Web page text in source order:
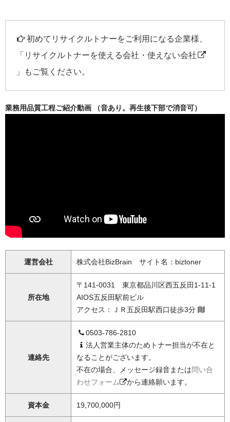
初めてリサイクルトナーをご利用になる企業様、
「 リサイクルトナーを使える会社・使えない会社
」もご覧ください。
業務用品質工程ご紹介動画 （音あり。再生後下部で消音可）
運営会社 株式会社BizBrain サイト名：biztoner
所在地
〒141-0031 東京都品川区西五反田1-11-1
AIOS五反田駅前ビル
アクセス：ＪＲ五反田駅西口徒歩3分
連絡先
0503-786-2810
法人営業主体のためトナー担当が不在と
なることがございます。
不在の場合、メッセージ録音または問い合
わせフォーム
から連絡願います。
資本金 19,700,000円